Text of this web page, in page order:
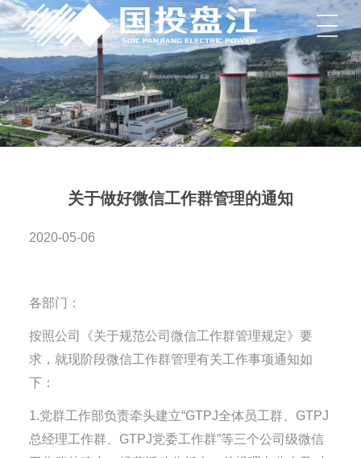
菜单
关于做好微信工作群管理的通知
2020-05-06
各部门：
按照公司《关于规范公司微信工作群管理规定》要
求，就现阶段微信工作群管理有关工作事项通知如
下：
1.党群工作部负责牵头建立“GTPJ全体员工群、GTPJ
总经理工作群、GTPJ党委工作群”等三个公司级微信